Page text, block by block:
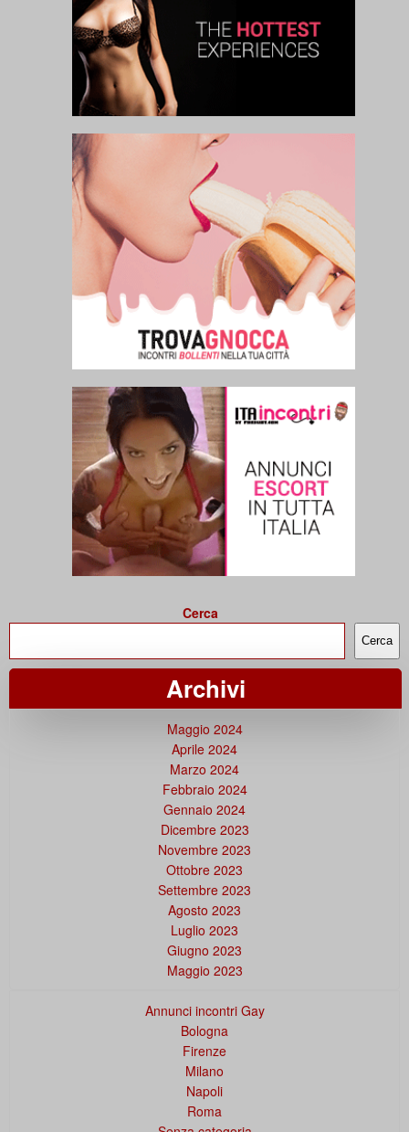
Cerca
Cerca
Archivi
Maggio 2024
Aprile 2024
Marzo 2024
Febbraio 2024
Gennaio 2024
Dicembre 2023
Novembre 2023
Ottobre 2023
Settembre 2023
Agosto 2023
Luglio 2023
Giugno 2023
Maggio 2023
Annunci incontri Gay
Bologna
Firenze
Milano
Napoli
Roma